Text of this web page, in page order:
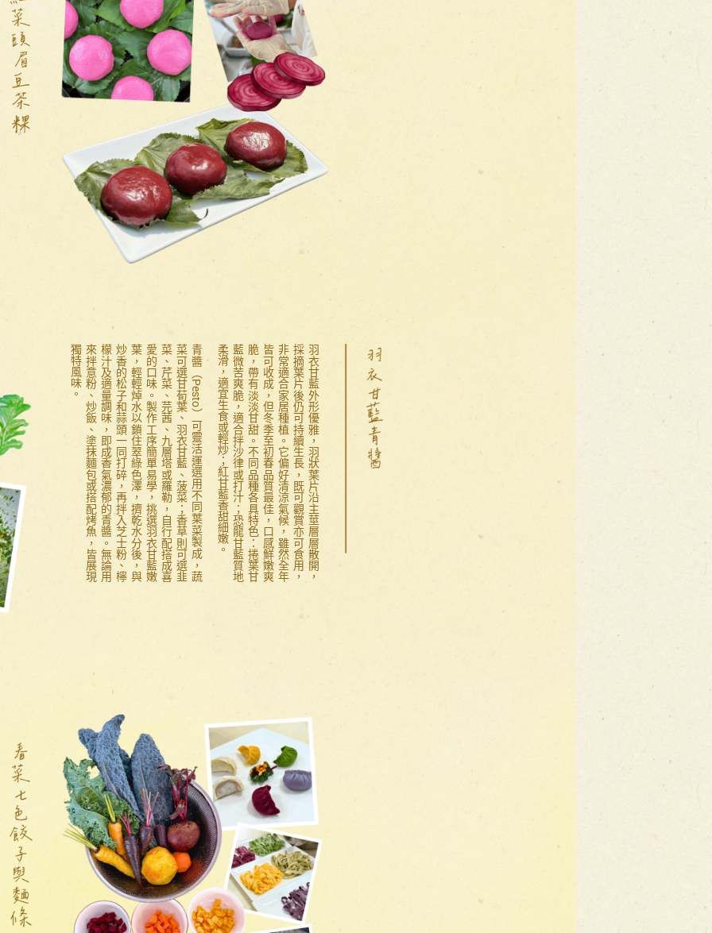
羽
衣
甘
藍
外
形
優
雅
，
羽
狀
葉
片
沿
主
莖
層
層
散
開
，
採
摘
葉
片
後
仍
可
持
續
生
長
，
既
可
觀
賞
亦
可
食
用
，
非
常
適
合
家
居
種
植
。
它
偏
好
清
涼
氣
候
，
雖
然
全
年
皆
可
收
成
，
但
冬
季
至
初
春
品
質
最
佳
，
口
感
鮮
嫩
爽
脆
，
帶
有
淡
淡
甘
甜
。
不
同
品
種
各
具
特
色
：
捲
葉
甘
藍
微
苦
爽
脆
，
適
合
拌
沙
律
或
打
汁
；
恐
龍
甘
藍
質
地
柔
滑
，
適
宜
生
食
或
輕
炒
；
紅
甘
藍
香
甜
細
嫩
。
青
醬
（
P
e
s
t
o
）
可
靈
活
運
選
用
不
同
葉
菜
製
成
，
蔬
菜
可
選
甘
荀
葉
、
羽
衣
甘
藍
、
菠
菜
；
香
草
則
可
選
韭
菜
、
芹
菜
、
芫
茜
、
九
層
塔
或
羅
勒
，
自
行
配
搭
成
喜
愛
的
口
味
。
製
作
工
序
簡
單
易
學
，
挑
選
羽
衣
甘
藍
嫩
葉
，
輕
輕
焯
水
以
鎖
住
翠
綠
色
澤
，
擠
乾
水
分
後
，
與
炒
香
的
松
子
和
蒜
頭
一
同
打
碎
，
再
拌
入
芝
士
粉
、
檸
檬
汁
及
適
量
調
味
，
即
成
香
氣
濃
郁
的
青
醬
。
無
論
用
來
拌
意
粉
、
炒
飯
、
塗
抹
麵
包
或
搭
配
烤
魚
，
皆
展
現
獨
特
風
味
。